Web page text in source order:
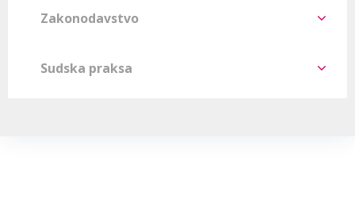
Zakonodavstvo
Sudska praksa